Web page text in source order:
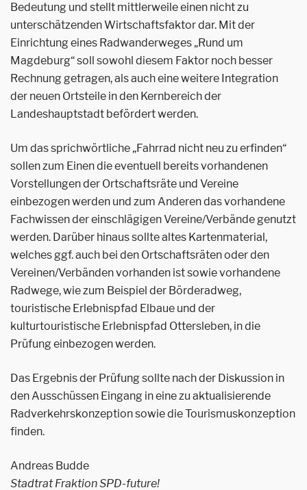
Bedeutung und stellt mittlerweile einen nicht zu
unterschätzenden Wirtschaftsfaktor dar. Mit der
Einrichtung eines Radwanderweges „Rund um
Magdeburg“ soll sowohl diesem Faktor noch besser
Rechnung getragen, als auch eine weitere Integration
der neuen Ortsteile in den Kernbereich der
Landeshauptstadt befördert werden.
Um das sprichwörtliche „Fahrrad nicht neu zu erfinden“
sollen zum Einen die eventuell bereits vorhandenen
Vorstellungen der Ortschaftsräte und Vereine
einbezogen werden und zum Anderen das vorhandene
Fachwissen der einschlägigen Vereine/Verbände genutzt
werden. Darüber hinaus sollte altes Kartenmaterial,
welches ggf. auch bei den Ortschaftsräten oder den
Vereinen/Verbänden vorhanden ist sowie vorhandene
Radwege, wie zum Beispiel der Börderadweg,
touristische Erlebnispfad Elbaue und der
kulturtouristische Erlebnispfad Ottersleben, in die
Prüfung einbezogen werden.
Das Ergebnis der Prüfung sollte nach der Diskussion in
den Ausschüssen Eingang in eine zu aktualisierende
Radverkehrskonzeption sowie die Tourismuskonzeption
finden.
Andreas Budde
Stadtrat Fraktion SPD-future!